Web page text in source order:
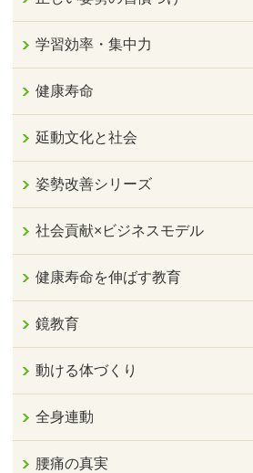
学習効率・集中力
健康寿命
延動文化と社会
姿勢改善シリーズ
社会貢献×ビジネスモデル
健康寿命を伸ばす教育
鏡教育
動ける体づくり
全身連動
腰痛の真実